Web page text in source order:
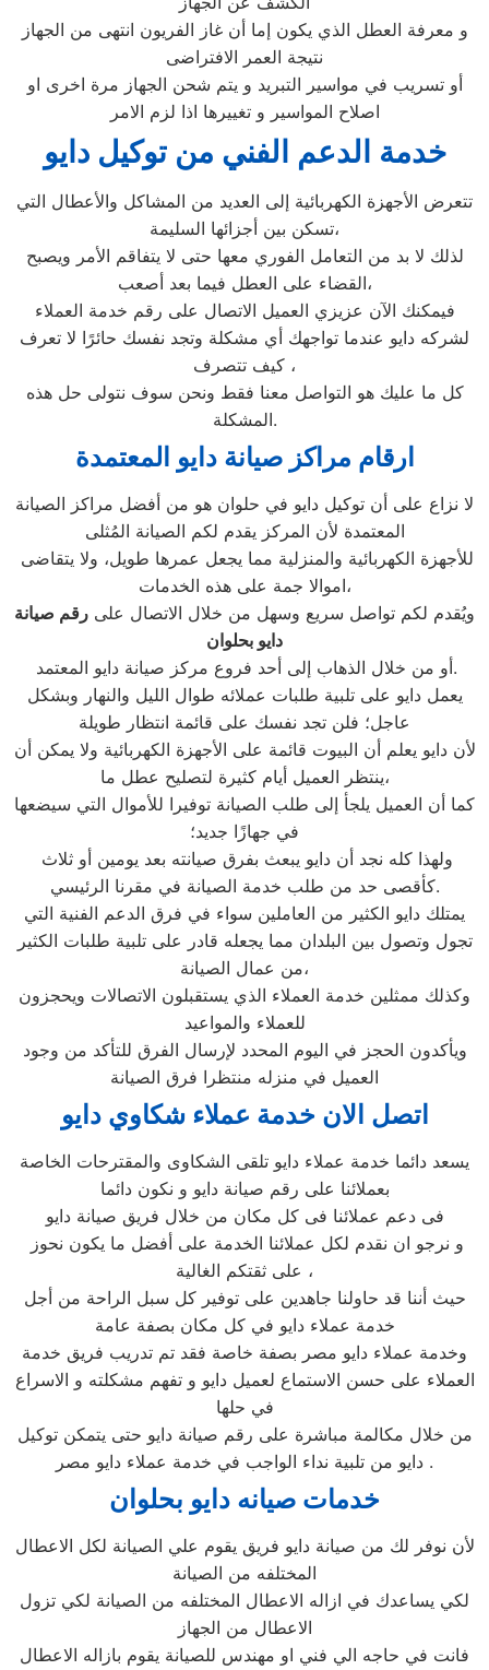
و معرفة العطل الذي يكون إما أن غاز الفريون انتهى من الجهاز
نتيجة العمر الافتراضى
أو تسريب في مواسير التبريد و يتم شحن الجهاز مرة اخرى او
اصلاح المواسير و تغييرها اذا لزم الامر
خدمة الدعم الفني من توكيل دايو
تتعرض الأجهزة الكهربائية إلى العديد من المشاكل والأعطال التي
تسكن بين أجزائها السليمة،
لذلك لا بد من التعامل الفوري معها حتى لا يتفاقم الأمر ويصبح
القضاء على العطل فيما بعد أصعب،
فيمكنك الآن عزيزي العميل الاتصال على رقم خدمة العملاء
لشركه دايو عندما تواجهك أي مشكلة وتجد نفسك حائرًا لا تعرف
كيف تتصرف ،
كل ما عليك هو التواصل معنا فقط ونحن سوف نتولى حل هذه
المشكلة.
ارقام مراكز صيانة دايو المعتمدة
لا نزاع على أن توكيل دايو في حلوان هو من أفضل مراكز الصيانة
المعتمدة لأن المركز يقدم لكم الصيانة المُثلى
اموالا جمة على هذه الخدمات،
ويُقدم لكم تواصل سريع وسهل من خلال الاتصال على رقم صيانة
دايو بحلوان
أو من خلال الذهاب إلى أحد فروع مركز صيانة دايو المعتمد.
يعمل دايو على تلبية طلبات عملائه طوال الليل والنهار وبشكل
عاجل؛ فلن تجد نفسك على قائمة انتظار طويلة
لأن دايو يعلم أن البيوت قائمة على الأجهزة الكهربائية ولا يمكن أن
ينتظر العميل أيام كثيرة لتصليح عطل ما،
كما أن العميل يلجأ إلى طلب الصيانة توفيرا للأموال التي سيضعها
في جهازًا جديد؛
كأقصى حد من طلب خدمة الصيانة في مقرنا الرئيسي.
يمتلك دايو الكثير من العاملين سواء في فرق الدعم الفنية التي
تجول وتصول بين البلدان مما يجعله قادر على تلبية طلبات الكثير
من عمال الصيانة،
وكذلك ممثلين خدمة العملاء الذي يستقبلون الاتصالات ويحجزون
للعملاء والمواعيد
ويأكدون الحجز في اليوم المحدد لإرسال الفرق للتأكد من وجود
العميل في منزله منتظرا فرق الصيانة
اتصل الان خدمة عملاء شكاوي دايو
يسعد دائما خدمة عملاء دايو تلقى الشكاوى والمقترحات الخاصة
بعملائنا على رقم صيانة دايو و نكون دائما
فى دعم عملائنا فى كل مكان من خلال فريق صيانة دايو
على ثقتكم الغالية ،
حيث أننا قد حاولنا جاهدين على توفير كل سبل الراحة من أجل
خدمة عملاء دايو في كل مكان بصفة عامة
وخدمة عملاء دايو مصر بصفة خاصة فقد تم تدريب فريق خدمة
العملاء على حسن الاستماع لعميل دايو و تفهم مشكلته و الاسراع
في حلها
من خلال مكالمة مباشرة على رقم صيانة دايو حتى يتمكن توكيل
دايو من تلبية نداء الواجب في خدمة عملاء دايو مصر .
خدمات صيانه دايو بحلوان
لأن نوفر لك من صيانة دايو فريق يقوم علي الصيانة لكل الاعطال
المختلفه من الصيانة
لكي يساعدك في ازاله الاعطال المختلفه من الصيانة لكي تزول
الاعطال من الجهاز
فانت في حاجه الي فني او مهندس للصيانة يقوم بازاله الاعطال